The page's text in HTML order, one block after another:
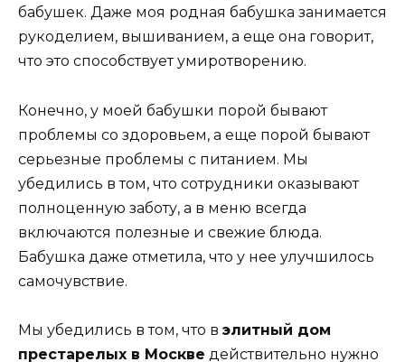
бабушек. Даже моя родная бабушка занимается
рукоделием, вышиванием, а еще она говорит,
что это способствует умиротворению.
Конечно, у моей бабушки порой бывают
проблемы со здоровьем, а еще порой бывают
серьезные проблемы с питанием. Мы
убедились в том, что сотрудники оказывают
полноценную заботу, а в меню всегда
включаются полезные и свежие блюда.
Бабушка даже отметила, что у нее улучшилось
самочувствие.
Мы убедились в том, что в элитный дом
престарелых в Москве действительно нужно